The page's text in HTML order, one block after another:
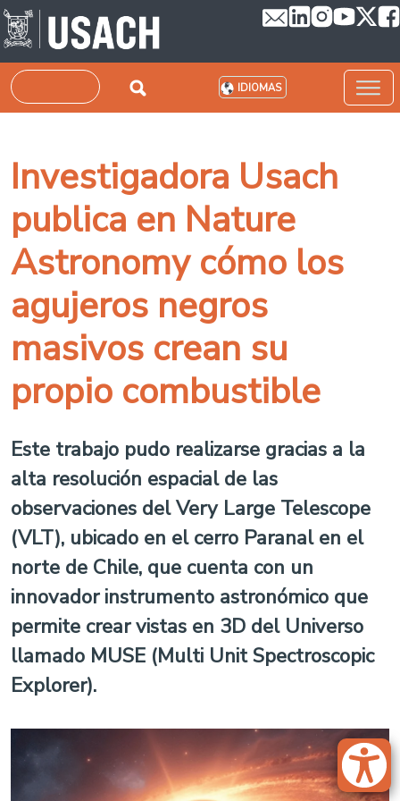
Pasar al contenido principal
Buscar IDIOMAS
Investigadora Usach
publica en Nature
Astronomy cómo los
agujeros negros
masivos crean su
propio combustible
Este trabajo pudo realizarse gracias a la
alta resolución espacial de las
observaciones del Very Large Telescope
(VLT), ubicado en el cerro Paranal en el
norte de Chile, que cuenta con un
innovador instrumento astronómico que
permite crear vistas en 3D del Universo
llamado MUSE (Multi Unit Spectroscopic
Explorer).